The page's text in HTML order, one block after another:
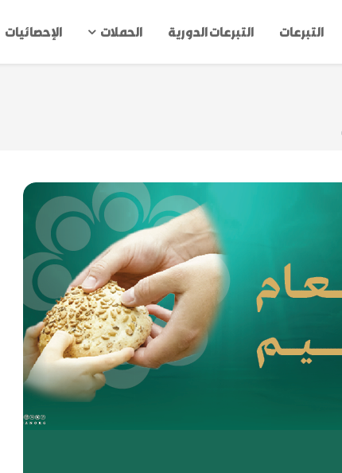
التبرعات التبرعات الدورية الحملات الإحصائيات